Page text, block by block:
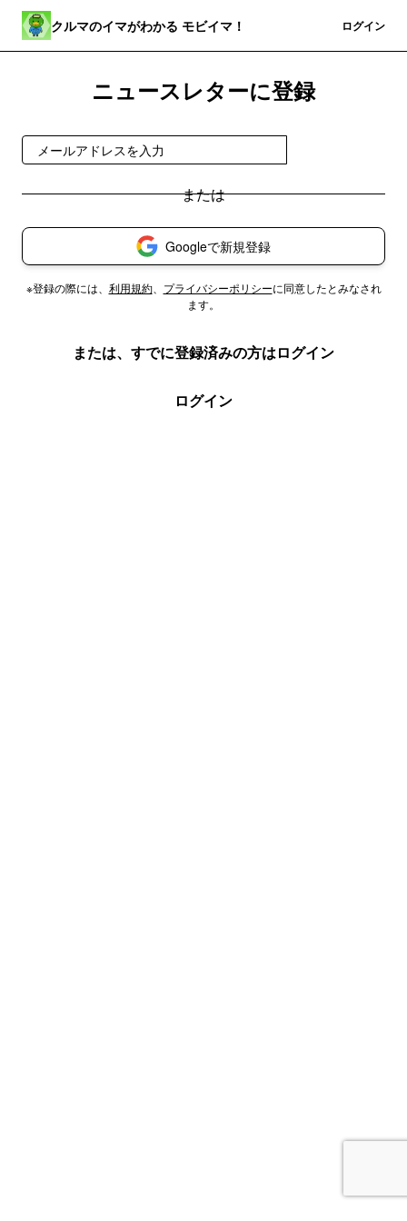
クルマのイマがわかる モビイマ！ ログイン
ニュースレターに登録
Googleで新規登録
※登録の際には、 利用規約、 プライバシーポリシーに同意したとみなされ
ます。
または、すでに登録済みの方はログイン
ログイン